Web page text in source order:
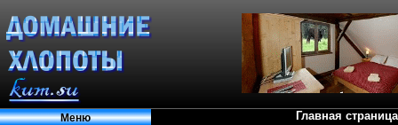
Меню
Главная страница